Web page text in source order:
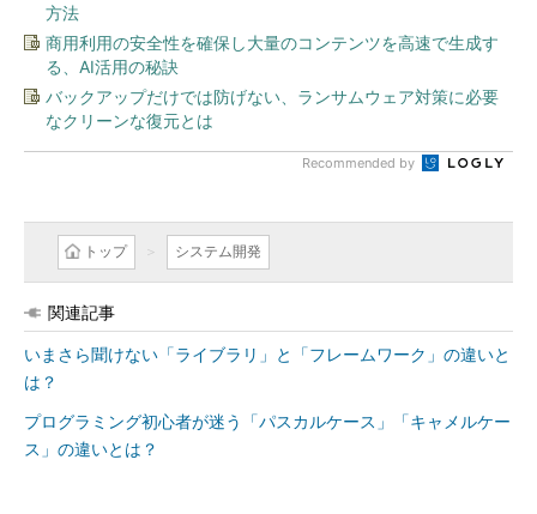
方法
商用利用の安全性を確保し大量のコンテンツを高速で生成す
る、AI活用の秘訣
バックアップだけでは防げない、ランサムウェア対策に必要
なクリーンな復元とは
Recommended by
トップ システム開発
関連記事
いまさら聞けない「ライブラリ」と「フレームワーク」の違いと
は？
プログラミング初心者が迷う「パスカルケース」「キャメルケー
ス」の違いとは？